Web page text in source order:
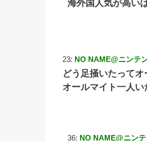
海外国人気が高い
23: NO NAME@ニンテ
どう足掻いたって
オールマイト一人
36: NO NAME@ニン